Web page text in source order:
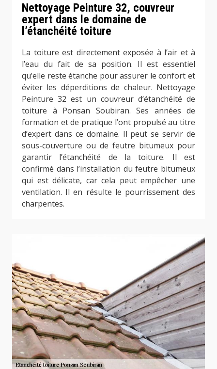
Nettoyage Peinture 32, couvreur
expert dans le domaine de
l’étanchéité toiture
La toiture est directement exposée à l’air et à
l’eau du fait de sa position. Il est essentiel
qu’elle reste étanche pour assurer le confort et
éviter les déperditions de chaleur. Nettoyage
Peinture 32 est un couvreur d’étanchéité de
toiture à Ponsan Soubiran. Ses années de
formation et de pratique l’ont propulsé au titre
d’expert dans ce domaine. Il peut se servir de
sous-couverture ou de feutre bitumeux pour
garantir l’étanchéité de la toiture. Il est
confirmé dans l’installation du feutre bitumeux
qui est délicate, car cela peut empêcher une
ventilation. Il en résulte le pourrissement des
charpentes.